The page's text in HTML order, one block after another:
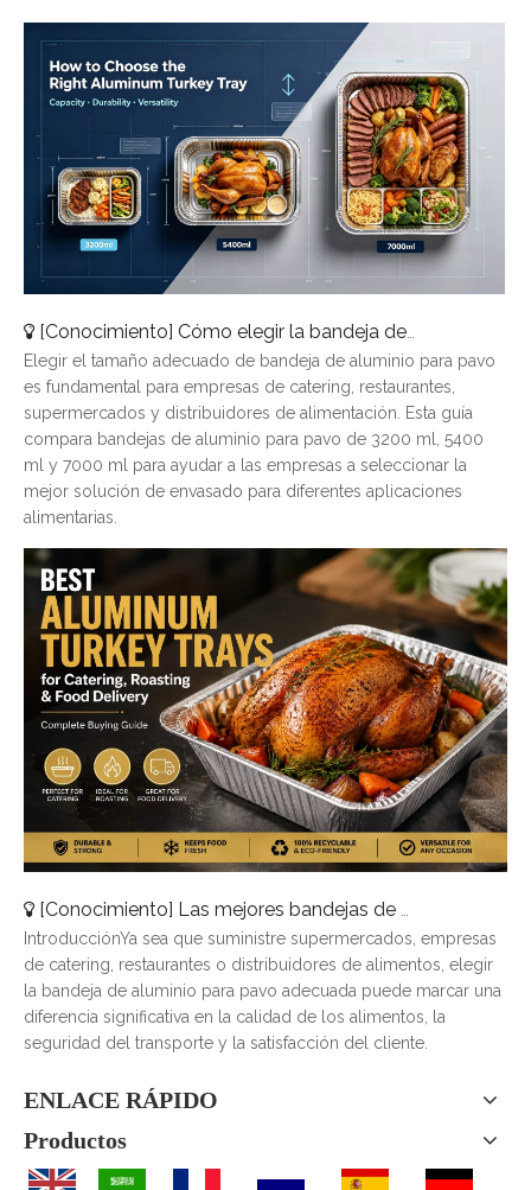
[Conocimiento] Cómo elegir la bandeja de aluminio para pavo adecuada: una guía de tamaños completa
Elegir el tamaño adecuado de bandeja de aluminio para pavo
es fundamental para empresas de catering, restaurantes,
supermercados y distribuidores de alimentación. Esta guía
compara bandejas de aluminio para pavo de 3200 ml, 5400
ml y 7000 ml para ayudar a las empresas a seleccionar la
mejor solución de envasado para diferentes aplicaciones
alimentarias.
[Conocimiento] Las mejores bandejas de pavo de aluminio para catering, asado y entrega de alimentos
IntroducciónYa sea que suministre supermercados, empresas
de catering, restaurantes o distribuidores de alimentos, elegir
la bandeja de aluminio para pavo adecuada puede marcar una
diferencia significativa en la calidad de los alimentos, la
seguridad del transporte y la satisfacción del cliente.
ENLACE RÁPIDO
Productos